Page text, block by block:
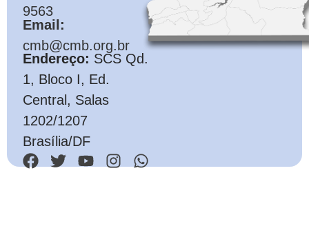
9563
Email:
cmb@cmb.org.br
Endereço: SCS Qd.
1, Bloco I, Ed.
Central, Salas
1202/1207
Brasília/DF